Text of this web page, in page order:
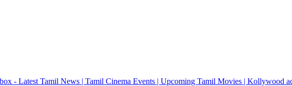
- Latest Tamil News | Tamil Cinema Events | Upcoming Tamil Movies | Kollywood